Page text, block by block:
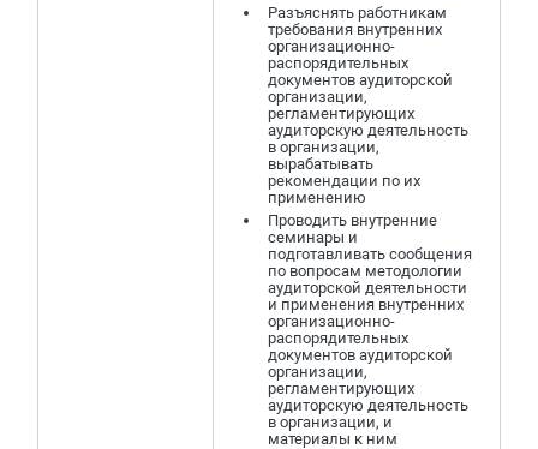
Разъяснять работникам
требования внутренних
организационно-
распорядительных
документов аудиторской
организации,
регламентирующих
аудиторскую деятельность
в организации,
вырабатывать
рекомендации по их
применению
Проводить внутренние
семинары и
подготавливать сообщения
по вопросам методологии
аудиторской деятельности
и применения внутренних
организационно-
распорядительных
документов аудиторской
организации,
регламентирующих
аудиторскую деятельность
в организации, и
материалы к ним